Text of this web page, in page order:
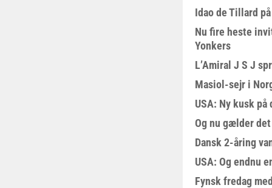
Idao de Tillard
Nu fire heste
Yonkers
L’Amiral J S J
Masiol-sejr i
USA: Ny kusk på
Og nu gælder
Dansk 2-åring
USA: Og endnu
Fynsk fredag